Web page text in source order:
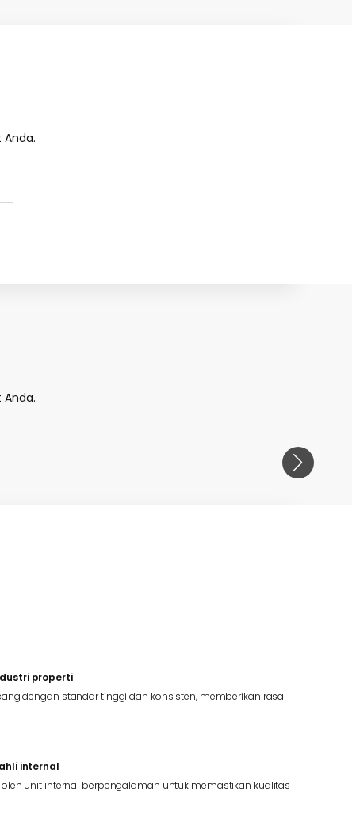
properti
dengan standar tinggi dan konsisten, memberikan rasa
internal
unit internal berpengalaman untuk memastikan kualitas